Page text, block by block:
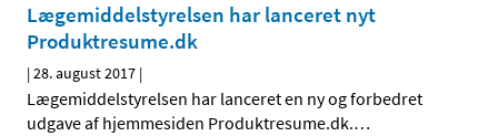
Lægemiddelstyrelsen har lanceret nyt
Produktresume.dk
|28. august 2017 |
Lægemiddelstyrelsen har lanceret en ny og forbedret
udgave af hjemmesiden Produktresume.dk.…